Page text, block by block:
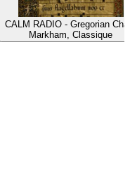
CALM RADIO - Gregorian
Markham, Classique